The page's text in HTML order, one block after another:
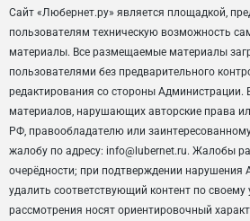
Сайт «Любернет.ру» является площадкой,
пользователям техническую возможность
материалы. Все размещаемые материалы
пользователями без предварительного
редактирования со стороны Администрации.
материалов, нарушающих авторские права
РФ, правообладателю или
жалобу по адресу: info@lubernet.ru. Жалобы
очерёдности; при подтверждении нарушения
удалить соответствующий контент по
рассмотрения носят ориентировочный